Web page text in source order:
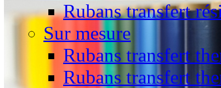
Rubans transfert
Sur mesure
Rubans transfert
Rubans transfert